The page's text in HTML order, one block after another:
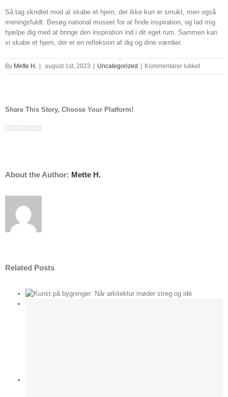
Så tag skridtet mod at skabe et hjem, der ikke kun er smukt, men også
meningsfuldt. Besøg national museet for at finde inspiration, og lad mig
hjælpe dig med at bringe den inspiration ind i dit eget rum. Sammen kan
vi skabe et hjem, der er en refleksion af dig og dine værdier.
By Mette H. august 1st, 2023 Uncategorized Kommentarer lukkettil
national
Share This Story, Choose Your Platform!
Facebook
Twitter
Linkedin
Reddit
Tumblr
Google+
Pinterest
Vk
About the Author: Mette H.
Related Posts